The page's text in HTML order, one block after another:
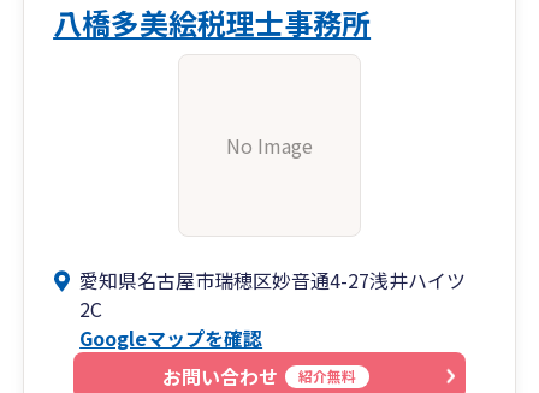
八橋多美絵税理士事務所
No Image
愛知県名古屋市瑞穂区妙音通4-27浅井ハイツ
2C
Googleマップを確認
お問い合わせ
紹介無料